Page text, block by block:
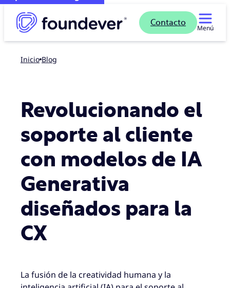
Contacto
Menú
Inicio blog
Revolucionando el
soporte al cliente
con modelos de IA
Generativa
diseñados para la
CX
La fusión de la creatividad humana y la